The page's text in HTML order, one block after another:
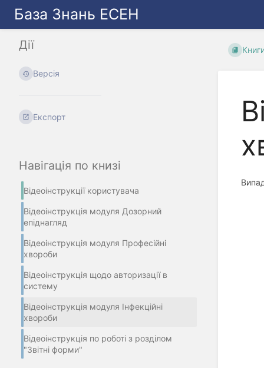
База Знань ЕСЕН
Навігація по книзі
Відеоінструкції користувача
Відеоінструкція модуля Дозорний
епіднагляд
Відеоінструкція модуля Професійні
хвороби
Відеоінструкція щодо авторизації в
систему
Відеоінструкція модуля Інфекційні
хвороби
Відеоінструкція по роботі з розділом
"Звітні форми"
Дії
Версія
Експорт